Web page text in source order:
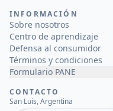
INFORMACIÓN
Sobre nosotros
Centro de aprendizaje
Defensa al consumidor
Términos y condiciones
Formulario PANE
CONTACTO
San Luis, Argentina